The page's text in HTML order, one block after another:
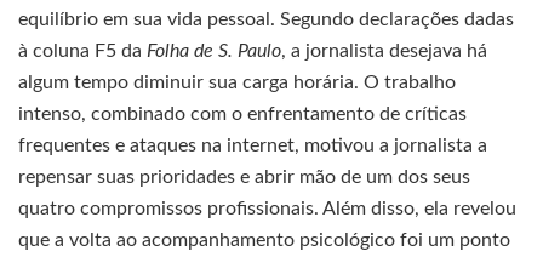
equilíbrio em sua vida pessoal. Segundo declarações dadas
à coluna F5 da Folha de S. Paulo, a jornalista desejava há
algum tempo diminuir sua carga horária. O trabalho
intenso, combinado com o enfrentamento de críticas
frequentes e ataques na internet, motivou a jornalista a
repensar suas prioridades e abrir mão de um dos seus
quatro compromissos profissionais. Além disso, ela revelou
que a volta ao acompanhamento psicológico foi um ponto